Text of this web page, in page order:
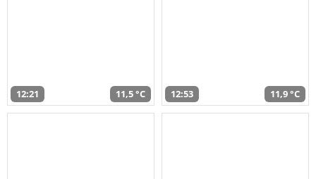
12:21 11,5 °C 12:53 11,9 °C